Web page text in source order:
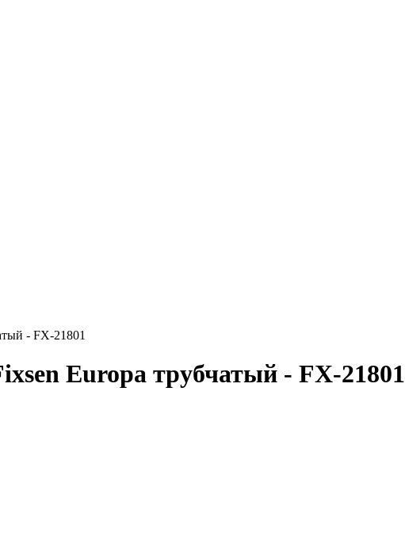
- FX-21801
Europa трубчатый - FX-21801